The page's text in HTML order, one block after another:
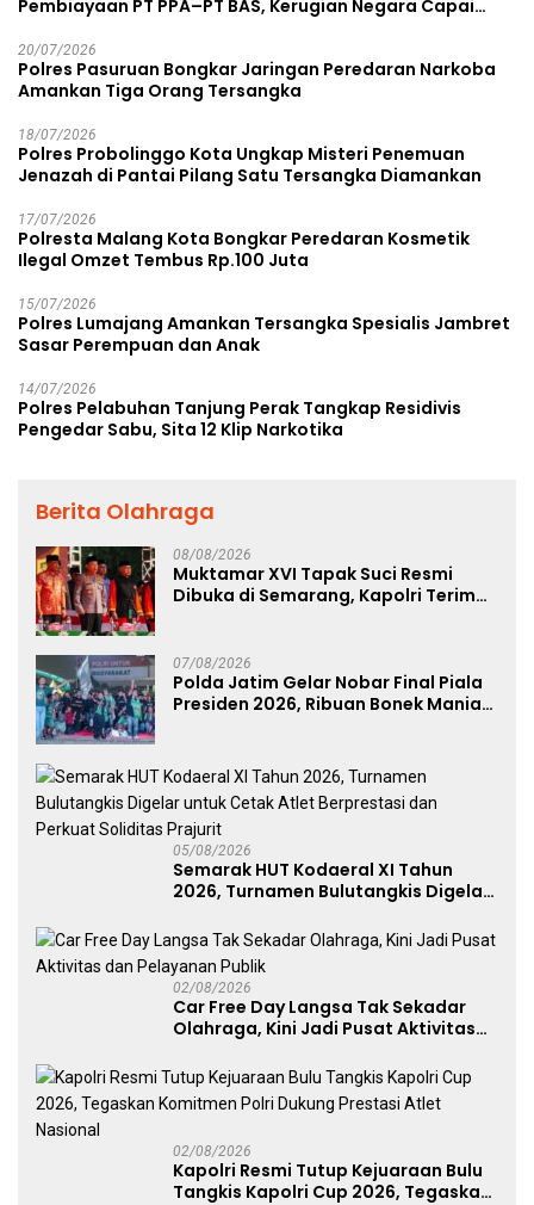
Pembiayaan PT PPA–PT BAS, Kerugian Negara Capai
20/07/2026
Polres Pasuruan Bongkar Jaringan Peredaran Narkoba
Amankan Tiga Orang Tersangka
18/07/2026
Polres Probolinggo Kota Ungkap Misteri Penemuan
Jenazah di Pantai Pilang Satu Tersangka Diamankan
17/07/2026
Polresta Malang Kota Bongkar Peredaran Kosmetik
Ilegal Omzet Tembus Rp.100 Juta
15/07/2026
Polres Lumajang Amankan Tersangka Spesialis Jambret
Sasar Perempuan dan Anak
14/07/2026
Polres Pelabuhan Tanjung Perak Tangkap Residivis
Pengedar Sabu, Sita 12 Klip Narkotika
Berita Olahraga
08/08/2026
Muktamar XVI Tapak Suci Resmi
Dibuka di Semarang, Kapolri Terima
07/08/2026
Polda Jatim Gelar Nobar Final Piala
Presiden 2026, Ribuan Bonek Mania
05/08/2026
Semarak HUT Kodaeral XI Tahun
2026, Turnamen Bulutangkis Digelar
Perkuat Soliditas Prajurit
02/08/2026
Car Free Day Langsa Tak Sekadar
Olahraga, Kini Jadi Pusat Aktivitas
02/08/2026
Kapolri Resmi Tutup Kejuaraan Bulu
Tangkis Kapolri Cup 2026, Tegaskan